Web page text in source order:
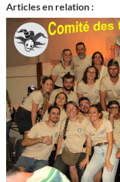
Articles en relation :